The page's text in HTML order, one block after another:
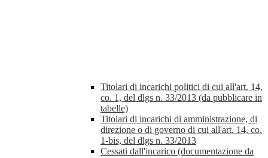
Titolari di incarichi politici di cui all'art. 14,
co. 1, del dlgs n. 33/2013 (da pubblicare in
tabelle)
Titolari di incarichi di amministrazione, di
direzione o di governo di cui all'art. 14, co.
1-bis, del dlgs n. 33/2013
Cessati dall'incarico (documentazione da